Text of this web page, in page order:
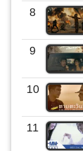
8
9
10
11